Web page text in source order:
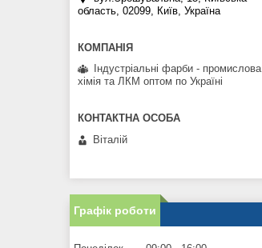
область, 02099, Київ, Україна
Індустріальні фарби - промислова
хімія та ЛКМ оптом по Україні
Віталій
Графік роботи